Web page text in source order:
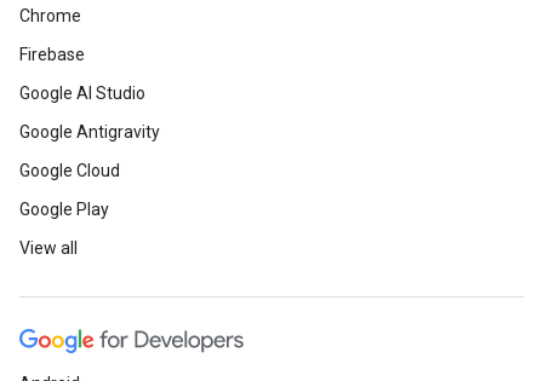
Chrome
Firebase
Google AI Studio
Google Antigravity
Google Cloud
Google Play
View all